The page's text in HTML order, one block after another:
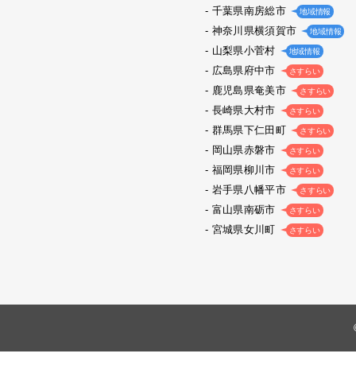
千葉県南房総市 地域情報
神奈川県横須賀市 地域情報
山梨県小菅村 地域情報
広島県府中市 さすらい
鹿児島県奄美市 さすらい
長崎県大村市 さすらい
群馬県下仁田町 さすらい
岡山県赤磐市 さすらい
福岡県柳川市 さすらい
岩手県八幡平市 さすらい
富山県南砺市 さすらい
宮城県女川町 さすらい